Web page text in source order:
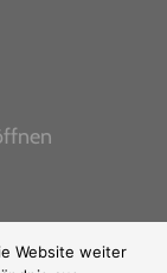
Website weiter